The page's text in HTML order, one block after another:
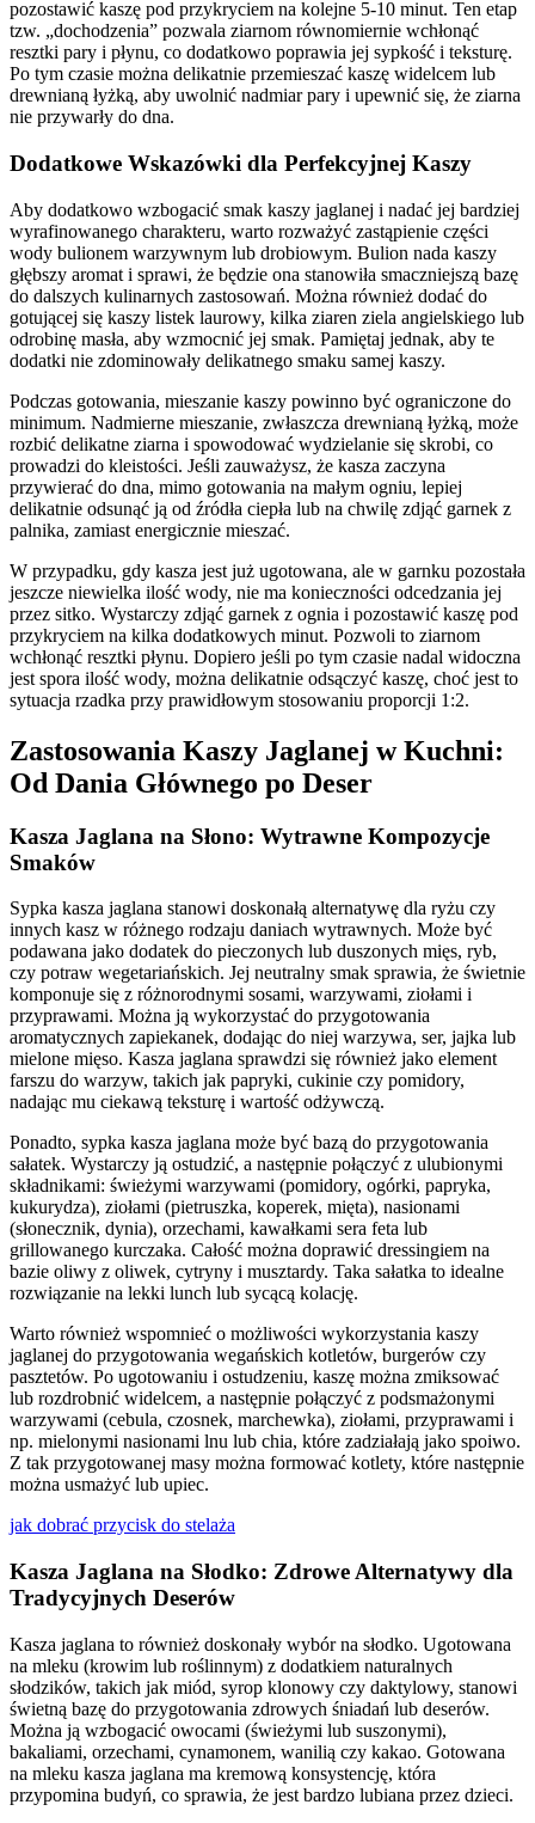
pozostawić kaszę pod przykryciem na kolejne 5-10 minut. Ten etap
tzw. „dochodzenia” pozwala ziarnom równomiernie wchłonąć
resztki pary i płynu, co dodatkowo poprawia jej sypkość i teksturę.
Po tym czasie można delikatnie przemieszać kaszę widelcem lub
drewnianą łyżką, aby uwolnić nadmiar pary i upewnić się, że ziarna
nie przywarły do dna.
Dodatkowe Wskazówki dla Perfekcyjnej Kaszy
Aby dodatkowo wzbogacić smak kaszy jaglanej i nadać jej bardziej
wyrafinowanego charakteru, warto rozważyć zastąpienie części
wody bulionem warzywnym lub drobiowym. Bulion nada kaszy
głębszy aromat i sprawi, że będzie ona stanowiła smaczniejszą bazę
do dalszych kulinarnych zastosowań. Można również dodać do
gotującej się kaszy listek laurowy, kilka ziaren ziela angielskiego lub
odrobinę masła, aby wzmocnić jej smak. Pamiętaj jednak, aby te
dodatki nie zdominowały delikatnego smaku samej kaszy.
Podczas gotowania, mieszanie kaszy powinno być ograniczone do
minimum. Nadmierne mieszanie, zwłaszcza drewnianą łyżką, może
rozbić delikatne ziarna i spowodować wydzielanie się skrobi, co
prowadzi do kleistości. Jeśli zauważysz, że kasza zaczyna
przywierać do dna, mimo gotowania na małym ogniu, lepiej
delikatnie odsunąć ją od źródła ciepła lub na chwilę zdjąć garnek z
palnika, zamiast energicznie mieszać.
W przypadku, gdy kasza jest już ugotowana, ale w garnku pozostała
jeszcze niewielka ilość wody, nie ma konieczności odcedzania jej
przez sitko. Wystarczy zdjąć garnek z ognia i pozostawić kaszę pod
przykryciem na kilka dodatkowych minut. Pozwoli to ziarnom
wchłonąć resztki płynu. Dopiero jeśli po tym czasie nadal widoczna
jest spora ilość wody, można delikatnie odsączyć kaszę, choć jest to
sytuacja rzadka przy prawidłowym stosowaniu proporcji 1:2.
Zastosowania Kaszy Jaglanej w Kuchni:
Od Dania Głównego po Deser
Kasza Jaglana na Słono: Wytrawne Kompozycje
Smaków
Sypka kasza jaglana stanowi doskonałą alternatywę dla ryżu czy
innych kasz w różnego rodzaju daniach wytrawnych. Może być
podawana jako dodatek do pieczonych lub duszonych mięs, ryb,
czy potraw wegetariańskich. Jej neutralny smak sprawia, że świetnie
komponuje się z różnorodnymi sosami, warzywami, ziołami i
przyprawami. Można ją wykorzystać do przygotowania
aromatycznych zapiekanek, dodając do niej warzywa, ser, jajka lub
mielone mięso. Kasza jaglana sprawdzi się również jako element
farszu do warzyw, takich jak papryki, cukinie czy pomidory,
nadając mu ciekawą teksturę i wartość odżywczą.
Ponadto, sypka kasza jaglana może być bazą do przygotowania
sałatek. Wystarczy ją ostudzić, a następnie połączyć z ulubionymi
składnikami: świeżymi warzywami (pomidory, ogórki, papryka,
kukurydza), ziołami (pietruszka, koperek, mięta), nasionami
(słonecznik, dynia), orzechami, kawałkami sera feta lub
grillowanego kurczaka. Całość można doprawić dressingiem na
bazie oliwy z oliwek, cytryny i musztardy. Taka sałatka to idealne
rozwiązanie na lekki lunch lub sycącą kolację.
Warto również wspomnieć o możliwości wykorzystania kaszy
jaglanej do przygotowania wegańskich kotletów, burgerów czy
pasztetów. Po ugotowaniu i ostudzeniu, kaszę można zmiksować
lub rozdrobnić widelcem, a następnie połączyć z podsmażonymi
warzywami (cebula, czosnek, marchewka), ziołami, przyprawami i
np. mielonymi nasionami lnu lub chia, które zadziałają jako spoiwo.
Z tak przygotowanej masy można formować kotlety, które następnie
można usmażyć lub upiec.
jak dobrać przycisk do stelaża
Kasza Jaglana na Słodko: Zdrowe Alternatywy dla
Tradycyjnych Deserów
Kasza jaglana to również doskonały wybór na słodko. Ugotowana
na mleku (krowim lub roślinnym) z dodatkiem naturalnych
słodzików, takich jak miód, syrop klonowy czy daktylowy, stanowi
świetną bazę do przygotowania zdrowych śniadań lub deserów.
Można ją wzbogacić owocami (świeżymi lub suszonymi),
bakaliami, orzechami, cynamonem, wanilią czy kakao. Gotowana
na mleku kasza jaglana ma kremową konsystencję, która
przypomina budyń, co sprawia, że jest bardzo lubiana przez dzieci.